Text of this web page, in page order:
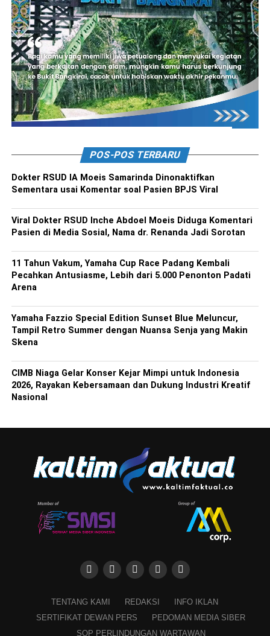
POS-POS TERBARU
Dokter RSUD IA Moeis Samarinda Dinonaktifkan
Sementara usai Komentar soal Pasien BPJS Viral
Viral Dokter RSUD Inche Abdoel Moeis Diduga Komentari
Pasien di Media Sosial, Nama dr. Renanda Jadi Sorotan
11 Tahun Vakum, Yamaha Cup Race Padang Kembali
Pecahkan Antusiasme, Lebih dari 5.000 Penonton Padati
Arena
Yamaha Fazzio Special Edition Sunset Blue Meluncur,
Tampil Retro Summer dengan Nuansa Senja yang Makin
Skena
CIMB Niaga Gelar Konser Kejar Mimpi untuk Indonesia
2026, Rayakan Kebersamaan dan Dukung Industri Kreatif
Nasional
TENTANG KAMI REDAKSI
INFO IKLAN
SERTIFIKAT DEWAN PERS
PEDOMAN MEDIA SIBER
SOP PERLINDUNGAN WARTAWAN